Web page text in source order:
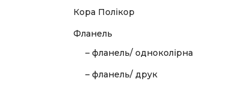
Кора Полікор
Фланель
– фланель/ одноколірна
– фланель/ друк